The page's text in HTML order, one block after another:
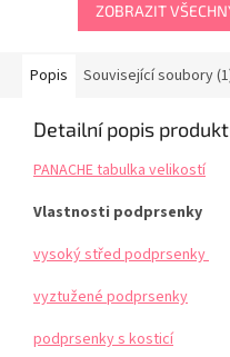
ZOBRAZIT
Popis Související soubory
Detailní popis
PANACHE tabulka velikostí
Vlastnosti podprsenky
vysoký střed podprsenky
vyztužené podprsenky
podprsenky s kosticí